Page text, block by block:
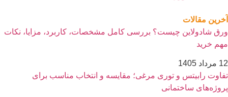
آخرین مقالات
ورق شادولاین چیست؟ بررسی کامل مشخصات، کاربرد، مزایا، نکات
مهم خرید
12 مرداد 1405
تفاوت رابیتس و توری مرغی؛ مقایسه و انتخاب مناسب برای
پروژه‌های ساختمانی